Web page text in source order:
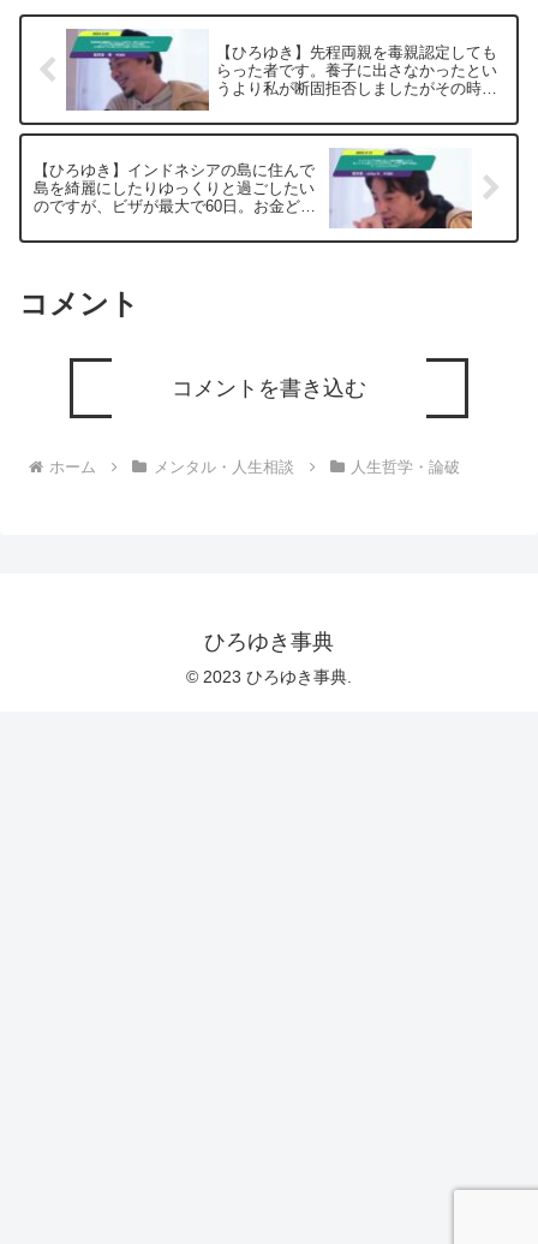
【ひろゆき】先程両親を毒親認定しても
らった者です。養子に出さなかったとい
うより私が断固拒否しましたがその時の
忘れられません。ー ひろゆき切り抜
き 20250505
【ひろゆき】インドネシアの島に住んで
島を綺麗にしたりゆっくりと過ごしたい
のですが、ビザが最大で60日。お金どー
き 20250312
コメント
コメントを書き込む
ホーム メンタル・人生相談 人生哲学・論破
ひろゆき事典
© 2023 ひろゆき事典.